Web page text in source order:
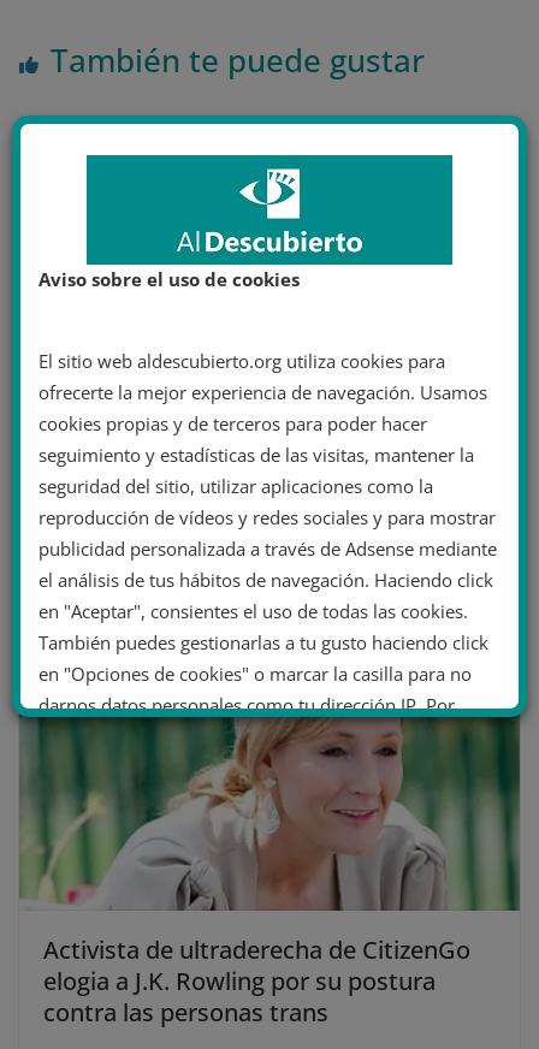
También te puede gustar
Caras pintadas de verde, civiles atados a
farolas: organizaciones gitanas
denuncian racismo contra los gitanos
de Ucrania
25 marzo 2022
Activista de ultraderecha de CitizenGo
elogia a J.K. Rowling por su postura
contra las personas trans
Aviso sobre el uso de cookies
El sitio web aldescubierto.org utiliza cookies para
ofrecerte la mejor experiencia de navegación. Usamos
cookies propias y de terceros para poder hacer
seguimiento y estadísticas de las visitas, mantener la
seguridad del sitio, utilizar aplicaciones como la
reproducción de vídeos y redes sociales y para mostrar
publicidad personalizada a través de Adsense mediante
el análisis de tus hábitos de navegación. Haciendo click
en "Aceptar", consientes el uso de todas las cookies.
También puedes gestionarlas a tu gusto haciendo click
en "Opciones de cookies" o marcar la casilla para no
darnos datos personales como tu dirección IP. Por
último, puedes leer nuestra Política de cookies.
No dar mi información personal
.
Opciones de cookies Aceptar cookies
Rechazar cookies Política de cookies